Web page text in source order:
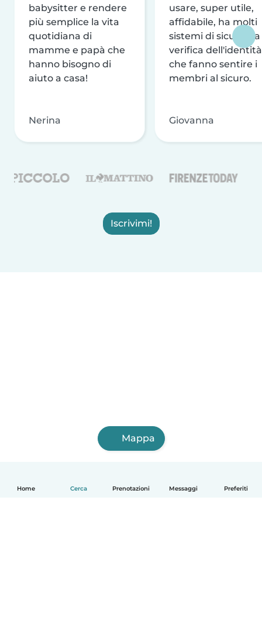
Home Cerca Prenotazioni Messaggi Preferiti
babysitter e rendere
più semplice la vita
quotidiana di
mamme e papà che
hanno bisogno di
aiuto a casa!
Nerina
usare, super utile,
affidabile, ha molti
sistemi di sicurezza
verifica dell'identità
che fanno sentire i
membri al sicuro.
Giovanna
Iscrivimi!
Mappa